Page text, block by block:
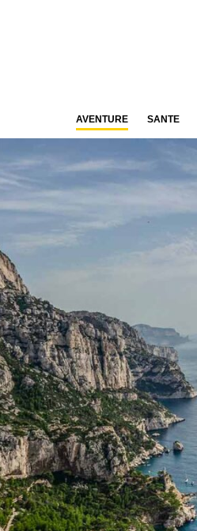
AVENTURE SANTÉ